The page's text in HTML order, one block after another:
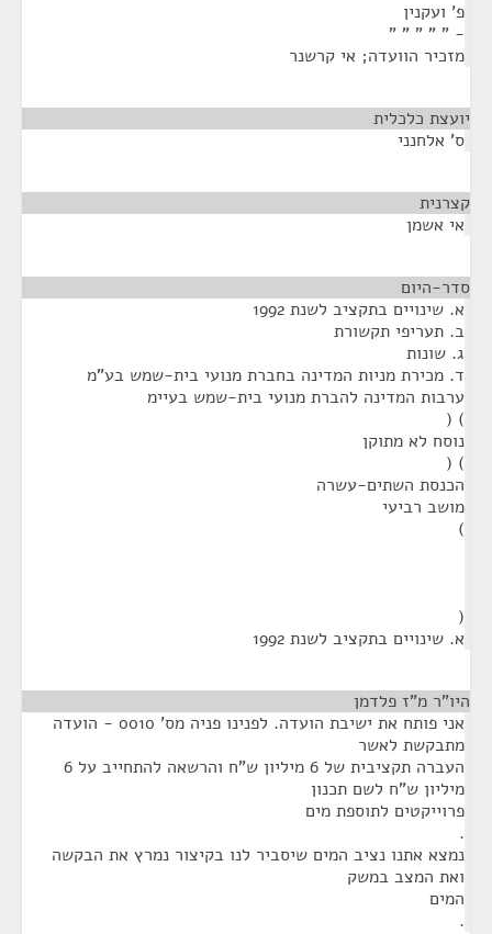
פ' ועקנין
- " " " " "
מזכיר הוועדה; אי קרשנר
יועצת כלכלית
ס' אלחנני
קצרנית
אי אשמן
סדר-היום
א. שינויים בתקציב לשנת 1992
ב. תעריפי תקשורת
ג. שונות
ד. מכירת מניות המדינה בחברת מנועי בית-שמש בע"מ
ערבות המדינה להברת מנועי בית-שמש בעיימ
) (
נוסח לא מתוקן
) (
הכנסת השתים-עשרה
מושב רביעי
)
(
א. שינויים בתקציב לשנת 1992
היו"ר מ"ז פלדמן
אני פותח את ישיבת הועדה. לפנינו פניה מס' 0010 - הועדה
מתבקשת לאשר
העברה תקציבית של 6 מיליון ש"ח והרשאה להתחייב על 6
מיליון ש"ח לשם תכנון
פרוייקטים לתוספת מים
.
נמצא אתנו נציב המים שיסביר לנו בקיצור נמרץ את הבקשה
ואת המצב במשק
המים
.